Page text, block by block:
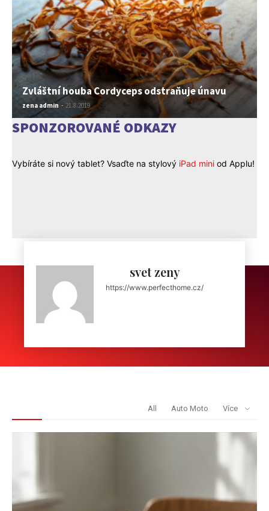
Zvláštní houba Cordyceps odstraňuje únavu
zena admin - 21.8.2019
SPONZOROVANÉ ODKAZY
Vybíráte si nový tablet? Vsaďte na stylový iPad mini od Applu!
svet zeny
https://www.perfecthome.cz/
All Auto Moto Více